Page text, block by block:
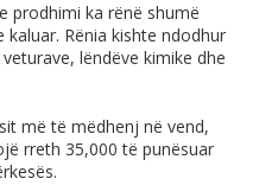
prodhimi ka rënë shumë
Rënia kishte ndodhur
lëndëve kimike dhe
më të mëdhenj në vend,
rreth 35,000 të punësuar